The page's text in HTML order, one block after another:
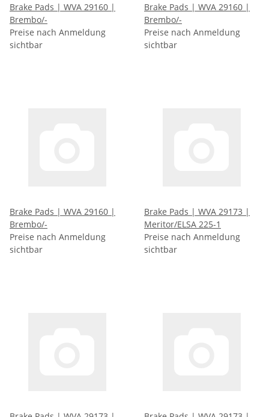
Brake Pads | WVA 29160 |
Brembo/-
Preise nach Anmeldung
sichtbar
Brake Pads | WVA 29160 |
Brembo/-
Preise nach Anmeldung
sichtbar
Brake Pads | WVA 29160 |
Brembo/-
Preise nach Anmeldung
sichtbar
Brake Pads | WVA 29173 |
Meritor/ELSA 225-1
Preise nach Anmeldung
sichtbar